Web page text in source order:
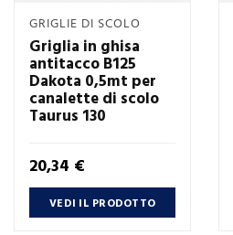
GRIGLIE DI SCOLO
Griglia in ghisa
antitacco B125
Dakota 0,5mt per
canalette di scolo
Taurus 130
Prezzo
20,34 €
VEDI IL PRODOTTO